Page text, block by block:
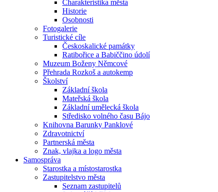
Charakteristika města
Historie
Osobnosti
Fotogalerie
Turistické cíle
Českoskalické památky
Ratibořice a Babiččino údolí
Muzeum Boženy Němcové
Přehrada Rozkoš a autokemp
Školství
Základní škola
Mateřská škola
Základní umělecká škola
Středisko volného času Bájo
Knihovna Barunky Panklové
Zdravotnictví
Partnerská města
Znak, vlajka a logo města
Samospráva
Starostka a místostarostka
Zastupitelstvo města
Seznam zastupitelů